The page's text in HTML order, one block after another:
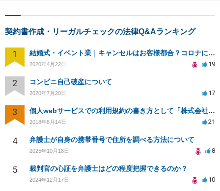
契約書作成・リーガルチェックの法律Q&Aランキング
1 結婚式・イベント業｜キャンセルはお客様都合？コロナによる結婚式キャンセルのトラブル対処（編集部投稿）
2020年4月22日 19
2 コンビニ自己破産について
2020年7月20日 17
3 個人webサービスでの利用規約の書き方として「株式会社○○（以下当社）」と違う表現はありますか？
2018年8月14日 21
4 弁護士が自身の携帯番号で住所を調べる方法について
2025年10月18日 8
5 裁判官の心証を弁護士はどの程度把握できるのか？
2024年12月17日 10